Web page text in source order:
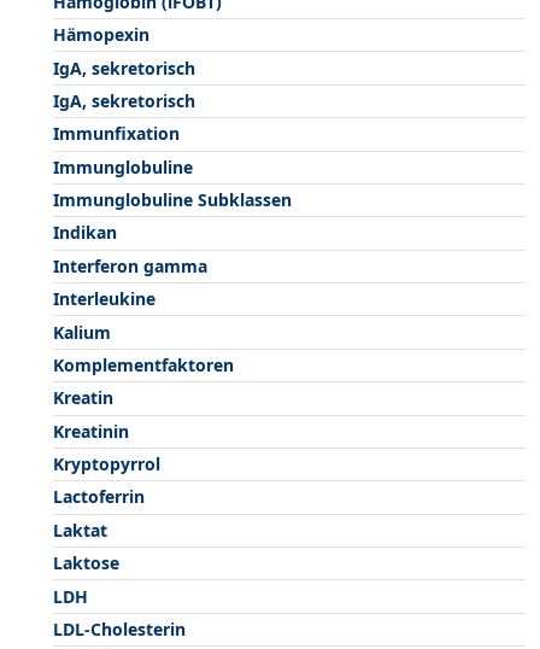
Hämopexin
IgA, sekretorisch
IgA, sekretorisch
Immunfixation
Immunglobuline
Immunglobuline Subklassen
Indikan
Interferon gamma
Interleukine
Kalium
Komplementfaktoren
Kreatin
Kreatinin
Kryptopyrrol
Lactoferrin
Laktat
Laktose
LDH
LDL-Cholesterin